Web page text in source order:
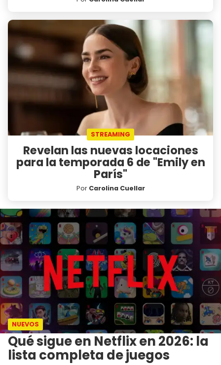
STREAMING
Revelan las nuevas locaciones
para la temporada 6 de "Emily en
París"
Por Carolina Cuellar
NUEVOS
Qué sigue en Netflix en 2026: la
lista completa de juegos